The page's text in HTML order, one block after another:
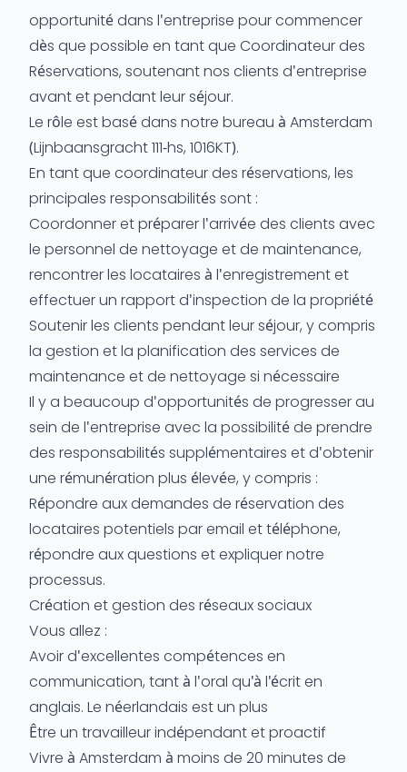
opportunité dans l'entreprise pour commencer
dès que possible en tant que Coordinateur des
Réservations, soutenant nos clients d'entreprise
avant et pendant leur séjour.
Le rôle est basé dans notre bureau à Amsterdam
(Lijnbaansgracht 111-hs, 1016KT).
En tant que coordinateur des réservations, les
principales responsabilités sont :
Coordonner et préparer l'arrivée des clients avec
le personnel de nettoyage et de maintenance,
rencontrer les locataires à l'enregistrement et
effectuer un rapport d'inspection de la propriété
Soutenir les clients pendant leur séjour, y compris
la gestion et la planification des services de
maintenance et de nettoyage si nécessaire
Il y a beaucoup d'opportunités de progresser au
sein de l'entreprise avec la possibilité de prendre
des responsabilités supplémentaires et d'obtenir
une rémunération plus élevée, y compris :
Répondre aux demandes de réservation des
locataires potentiels par email et téléphone,
répondre aux questions et expliquer notre
processus.
Création et gestion des réseaux sociaux
Vous allez :
Avoir d'excellentes compétences en
communication, tant à l'oral qu'à l'écrit en
anglais. Le néerlandais est un plus
Être un travailleur indépendant et proactif
Vivre à Amsterdam à moins de 20 minutes de